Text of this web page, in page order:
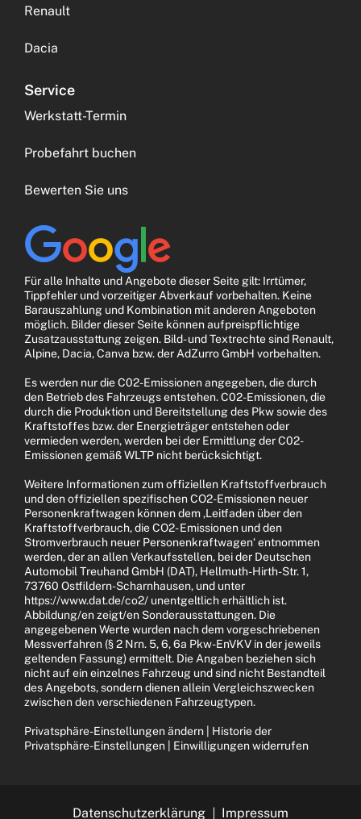
Renault
Dacia
Service
Werkstatt-Termin
Probefahrt buchen
Bewerten Sie uns
Für alle Inhalte und Angebote dieser Seite gilt: Irrtümer,
Tippfehler und vorzeitiger Abverkauf vorbehalten. Keine
Barauszahlung und Kombination mit anderen Angeboten
möglich. Bilder dieser Seite können aufpreispflichtige
Zusatzausstattung zeigen. Bild- und Textrechte sind Renault,
Alpine, Dacia, Canva bzw. der AdZurro GmbH vorbehalten.
Es werden nur die C02-Emissionen angegeben, die durch
den Betrieb des Fahrzeugs entstehen. C02-Emissionen, die
durch die Produktion und Bereitstellung des Pkw sowie des
Kraftstoffes bzw. der Energieträger entstehen oder
vermieden werden, werden bei der Ermittlung der C02-
Emissionen gemäß WLTP nicht berücksichtigt.
Weitere Informationen zum offiziellen Kraftstoffverbrauch
und den offiziellen spezifischen CO2-Emissionen neuer
Personenkraftwagen können dem ‚Leitfaden über den
Kraftstoffverbrauch, die CO2- Emissionen und den
Stromverbrauch neuer Personenkraftwagen‘ entnommen
werden, der an allen Verkaufsstellen, bei der Deutschen
Automobil Treuhand GmbH (DAT), Hellmuth-Hirth-Str. 1,
73760 Ostfildern-Scharnhausen, und unter
https://www.dat.de/co2/ unentgeltlich erhältlich ist.
Abbildung/en zeigt/en Sonderausstattungen. Die
angegebenen Werte wurden nach dem vorgeschriebenen
Messverfahren (§ 2 Nrn. 5, 6, 6a Pkw-EnVKV in der jeweils
geltenden Fassung) ermittelt. Die Angaben beziehen sich
nicht auf ein einzelnes Fahrzeug und sind nicht Bestandteil
des Angebots, sondern dienen allein Vergleichszwecken
zwischen den verschiedenen Fahrzeugtypen.
Privatsphäre-Einstellungen ändern
Historie der
Privatsphäre-Einstellungen
Einwilligungen widerrufen
Datenschutzerklärung Impressum